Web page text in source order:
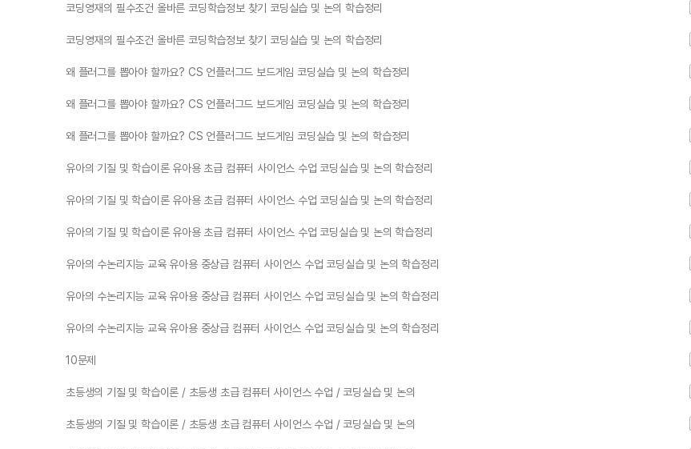
코딩영재의 필수조건 올바른 코딩학습정보 찾기 코딩실습 및 논의 학습정리
코딩영재의 필수조건 올바른 코딩학습정보 찾기 코딩실습 및 논의 학습정리
왜 플러그를 뽑아야 할까요? CS 언플러그드 보드게임 코딩실습 및 논의 학습정리
왜 플러그를 뽑아야 할까요? CS 언플러그드 보드게임 코딩실습 및 논의 학습정리
왜 플러그를 뽑아야 할까요? CS 언플러그드 보드게임 코딩실습 및 논의 학습정리
유아의 기질 및 학습이론 유아용 초급 컴퓨터 사이언스 수업 코딩실습 및 논의 학습정리
유아의 기질 및 학습이론 유아용 초급 컴퓨터 사이언스 수업 코딩실습 및 논의 학습정리
유아의 기질 및 학습이론 유아용 초급 컴퓨터 사이언스 수업 코딩실습 및 논의 학습정리
유아의 수논리지능 교육 유아용 중상급 컴퓨터 사이언스 수업 코딩실습 및 논의 학습정리
유아의 수논리지능 교육 유아용 중상급 컴퓨터 사이언스 수업 코딩실습 및 논의 학습정리
유아의 수논리지능 교육 유아용 중상급 컴퓨터 사이언스 수업 코딩실습 및 논의 학습정리
10문제
초등생의 기질 및 학습이론 / 초등생 초급 컴퓨터 사이언스 수업 / 코딩실습 및 논의
초등생의 기질 및 학습이론 / 초등생 초급 컴퓨터 사이언스 수업 / 코딩실습 및 논의